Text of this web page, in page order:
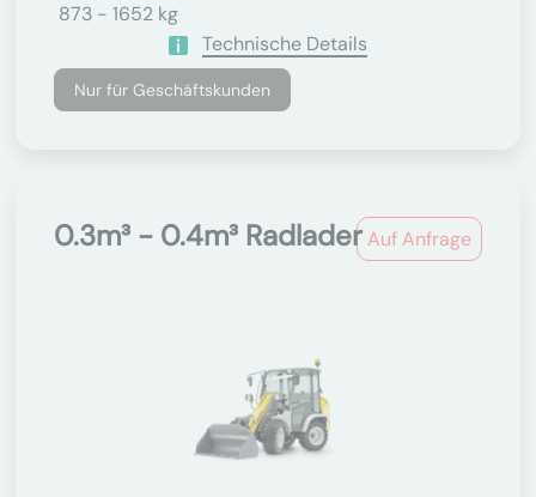
873 - 1652 kg
Technische Details
Nur für Geschäftskunden
Auf Anfrage
0.3m³ - 0.4m³ Radlader